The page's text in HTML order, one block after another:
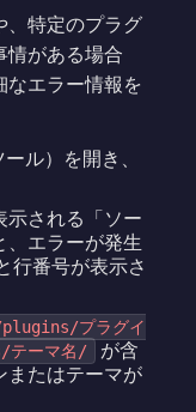
、特定のプラグ
情がある場合
なエラー情報を
ル）を開き、
示される「ソー
、エラーが発生
行番号が表示さ
プラグイ
ーマ名/
が含
またはテーマが